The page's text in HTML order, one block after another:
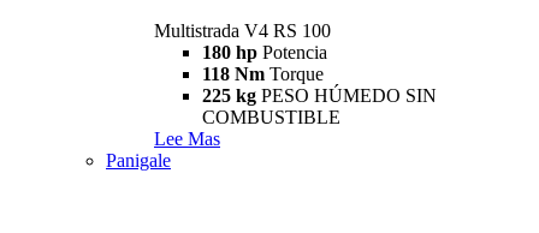
Multistrada V4 RS 100
180 hp Potencia
118 Nm Torque
225 kg PESO HÚMEDO SIN
COMBUSTIBLE
Lee Mas
Panigale